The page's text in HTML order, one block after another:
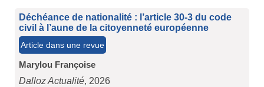
Déchéance de nationalité : l’article 30-3 du code
civil à l’aune de la citoyenneté européenne
Article dans une revue
Marylou Françoise
Dalloz Actualité, 2026